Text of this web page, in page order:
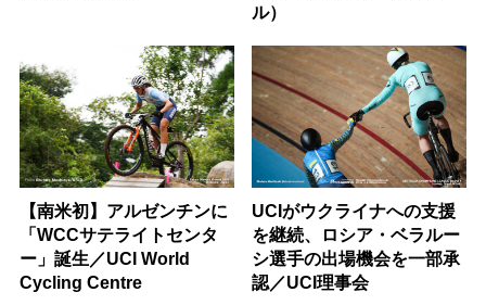
ル）
【南米初】アルゼンチンに
「WCCサテライトセンタ
ー」誕生／UCI World
Cycling Centre
UCIがウクライナへの支援
を継続、ロシア・ベラルー
シ選手の出場機会を一部承
認／UCI理事会